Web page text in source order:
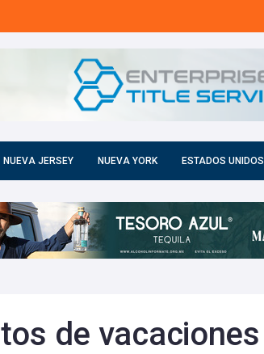
NUEVA JERSEY NUEVA YORK ESTADOS UNIDOS
de vacaciones